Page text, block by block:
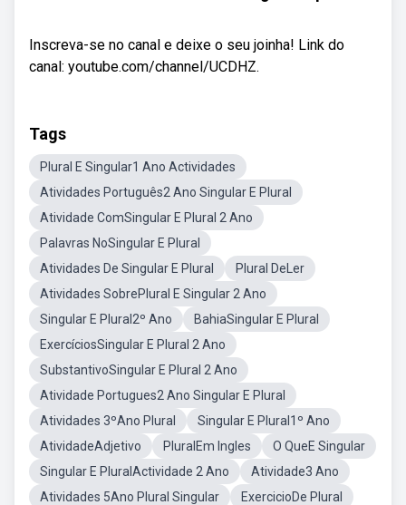
Inscreva-se no canal e deixe o seu joinha! Link do
canal: youtube.com/channel/UCDHZ.
Tags
Plural E Singular1 Ano Actividades
Atividades Português2 Ano Singular E Plural
Atividade ComSingular E Plural 2 Ano
Palavras NoSingular E Plural
Atividades De Singular E Plural
Plural DeLer
Atividades SobrePlural E Singular 2 Ano
Singular E Plural2º Ano
BahiaSingular E Plural
ExercíciosSingular E Plural 2 Ano
SubstantivoSingular E Plural 2 Ano
Atividade Portugues2 Ano Singular E Plural
Atividades 3ºAno Plural
Singular E Plural1º Ano
AtividadeAdjetivo
PluralEm Ingles
O QueE Singular
Singular E PluralActividade 2 Ano
Atividade3 Ano
Atividades 5Ano Plural Singular
ExercicioDe Plural